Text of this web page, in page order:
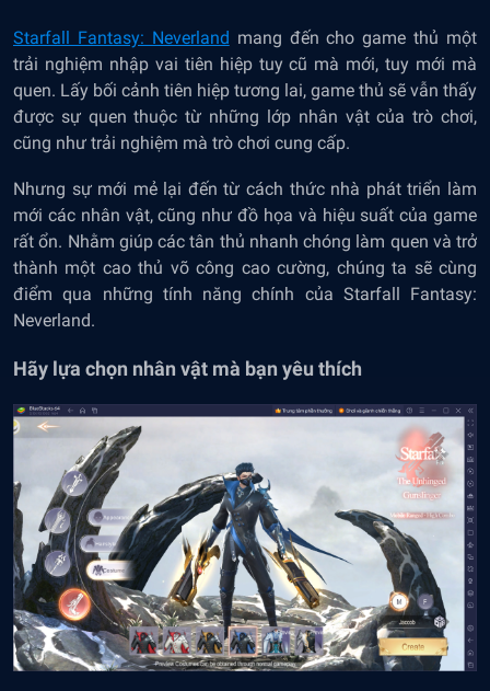
Starfall Fantasy: Neverland mang đến cho game thủ một
trải nghiệm nhập vai tiên hiệp tuy cũ mà mới, tuy mới mà
quen. Lấy bối cảnh tiên hiệp tương lai, game thủ sẽ vẫn thấy
được sự quen thuộc từ những lớp nhân vật của trò chơi,
cũng như trải nghiệm mà trò chơi cung cấp.
Nhưng sự mới mẻ lại đến từ cách thức nhà phát triển làm
mới các nhân vật, cũng như đồ họa và hiệu suất của game
rất ổn. Nhằm giúp các tân thủ nhanh chóng làm quen và trở
thành một cao thủ võ công cao cường, chúng ta sẽ cùng
điểm qua những tính năng chính của Starfall Fantasy:
Neverland.
Hãy lựa chọn nhân vật mà bạn yêu thích